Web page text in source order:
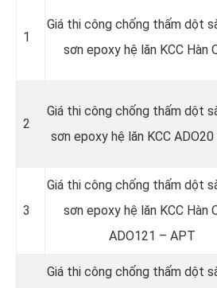
1
Giá thi công chống thấm dột
sơn epoxy hệ lăn KCC Hàn
2
Giá thi công chống thấm dột
sơn epoxy hệ lăn KCC
3
Giá thi công chống thấm dột
sơn epoxy hệ lăn KCC Hàn
ADO121 – APT
Giá thi công chống thấm dột